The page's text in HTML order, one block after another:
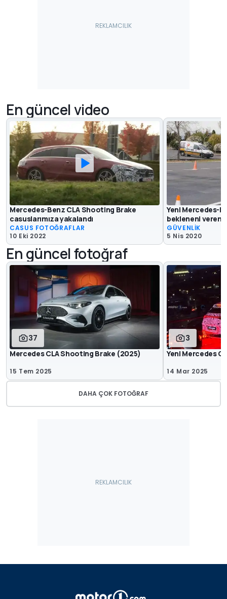
En güncel video
Mercedes-Benz CLA Shooting Brake
casuslarımıza yakalandı
CASUS FOTOĞRAFLAR
10 Eki 2022
Yeni Mercedes-
bekleneni
GÜVENLİK
5 Nis 2020
En güncel fotoğraf
37
Mercedes CLA Shooting Brake (2025)
15 Tem 2025
3
Yeni Mercedes
14 Mar 2025
DAHA ÇOK FOTOĞRAF